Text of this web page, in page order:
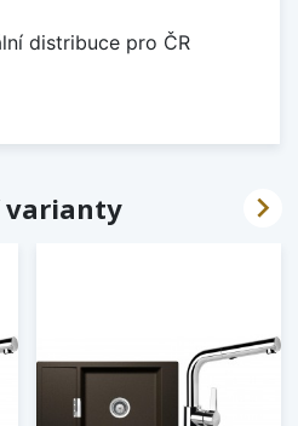
distribuce pro ČR
varianty 